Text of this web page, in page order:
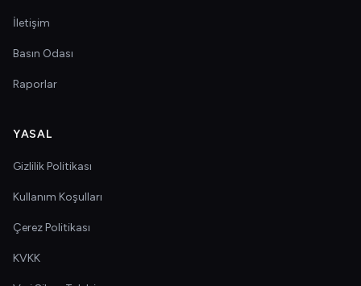
İletişim
Basın Odası
Raporlar
YASAL
Gizlilik Politikası
Kullanım Koşulları
Çerez Politikası
KVKK